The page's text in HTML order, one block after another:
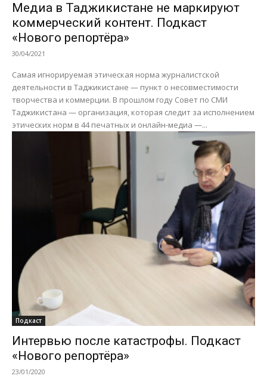
Медиа в Таджикистане не маркируют
коммерческий контент. Подкаст
«Нового репортёра»
30/04/2021
Самая игнорируемая этическая норма журналистской
деятельности в Таджикистане — пункт о несовместимости
творчества и коммерции. В прошлом году Совет по СМИ
Таджикистана — организация, которая следит за исполнением
этических норм в 44 печатных и онлайн-медиа —...
Подкаст
Интервью после катастрофы. Подкаст
«Нового репортёра»
23/01/2020